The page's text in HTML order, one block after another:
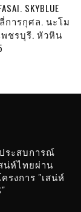
SKYBLUE
ลี่การกุศล. นะโม
พชรบุรี. หัวหิน
ระสบการณ์
น่ห์ไทยผ่าน
รงการ "เสน่ห์